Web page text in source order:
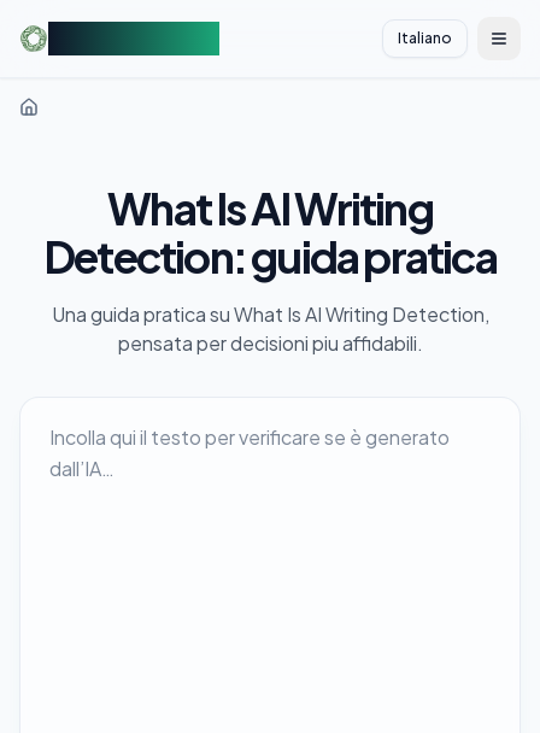
Italiano 切换
What Is AI Writing
Detection: guida pratica
Una guida pratica su What Is AI Writing Detection,
pensata per decisioni piu affidabili.